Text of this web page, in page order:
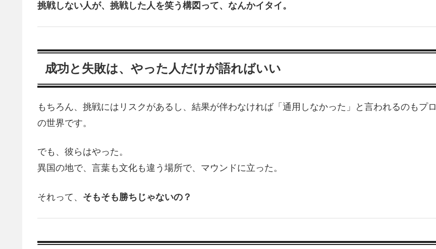
挑戦しない人が、挑戦した人を笑う構図って、なんかイタイ。
成功と失敗は、やった人だけが語ればいい
もちろん、挑戦にはリスクがあるし、結果が伴わなければ「通用しなかった」と言われるのもプロ
の世界です。
でも、彼らはやった。
異国の地で、言葉も文化も違う場所で、マウンドに立った。
それって、 そもそも勝ちじゃないの？